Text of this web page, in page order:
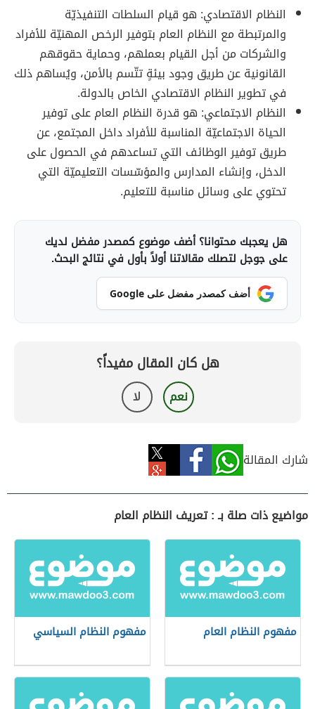
النظام الاقتصادي: هو قيام السلطات التنفيذيّة
والمرتبطة مع النظام العام بتوفير الرخص المهنيّة للأفراد
والشركات من أجل القيام بعملهم، وحماية حقوقهم
القانونية عن طريق وجود بيئةٍ تتّسم بالأمن، ويُساهم ذلك
في تطوير النظام الاقتصادي الخاص بالدولة.
النظام الاجتماعي: هو قدرة النظام العام على توفير
الحياة الاجتماعيّة المناسبة للأفراد داخل المجتمع، عن
طريق توفير الوظائف التي تساعدهم في الحصول على
الدخل، وإنشاء المدارس والمؤسّسات التعليميّة التي
تحتوي على وسائل مناسبة للتعليم.
هل يعجبك محتوانا؟ أضف موضوع كمصدر مفضل لديك
على جوجل لتصلك مقالاتنا أولاً بأول في نتائج البحث.
أضف كمصدر مفضل على Google
هل كان المقال مفيداً؟
نعم لا
شارك المقالة
مواضيع ذات صلة بـ : تعريف النظام العام
مفهوم النظام العام مفهوم النظام السياسي